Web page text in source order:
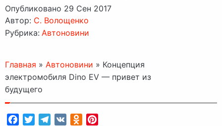
Опубликовано 29 Сен 2017
Автор: C. Волощенко
Рубрика: Автоновини
Главная » Автоновини » Концепция
электромобиля Dino EV — привет из
будущего
FacebookTwitterTelegram
VK Odnoklassniki